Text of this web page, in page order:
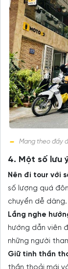
Mang theo đầy
4. Một số lưu
Nên đi tour với
số lượng quá
chuyển dễ dàng.
Lắng nghe
hướng dẫn viên
những người
Giữ tinh thần
thần thoải mái